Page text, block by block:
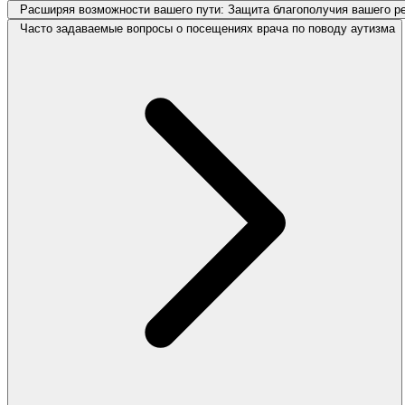
Расширяя возможности вашего пути: Защита благополучия вашего
Часто задаваемые вопросы о посещениях врача по поводу аутизма